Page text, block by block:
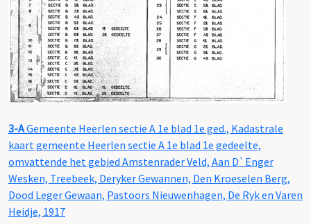
3-AGemeente Heerlen sectie A 1e blad 1e ged., Kadastrale
kaart gemeente Heerlen sectie A 1e blad 1e gedeelte,
omvattende het gebied Amstenrader Veld, Aan D`Enger
Wesken, Treebeek, Deryker Gewannen, Den Kroeselen Berg,
Dood Leger Gewaan, Pastoors Nieuwenhagen, De Ryk en Varen
Heidje, 1917